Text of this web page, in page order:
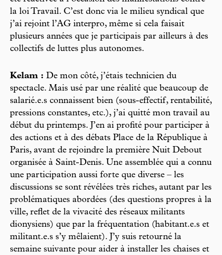
la loi Travail. C’est donc via le milieu syndical que
j’ai rejoint l’AG interpro, même si cela faisait
plusieurs années que je participais par ailleurs à des
collectifs de luttes plus autonomes.
Kelam : De mon côté, j’étais technicien du
spectacle. Mais usé par une réalité que beaucoup de
salarié.e.s connaissent bien (sous-effectif, rentabilité,
pressions constantes, etc.), j’ai quitté mon travail au
début du printemps. J’en ai profité pour participer à
des actions et à des débats Place de la République à
Paris, avant de rejoindre la première Nuit Debout
organisée à Saint-Denis. Une assemblée qui a connu
une participation aussi forte que diverse – les
discussions se sont révélées très riches, autant par les
problématiques abordées (des questions propres à la
ville, reflet de la vivacité des réseaux militants
dionysiens) que par la fréquentation (habitant.e.s et
militant.e.s s’y mêlaient). J’y suis retourné la
semaine suivante pour aider à installer les chaises et